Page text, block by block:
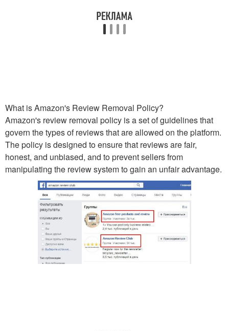
What is Amazon's Review Removal Policy?
Amazon's review removal policy is a set of guidelines that
govern the types of reviews that are allowed on the platform.
The policy is designed to ensure that reviews are fair,
honest, and unbiased, and to prevent sellers from
manipulating the review system to gain an unfair advantage.